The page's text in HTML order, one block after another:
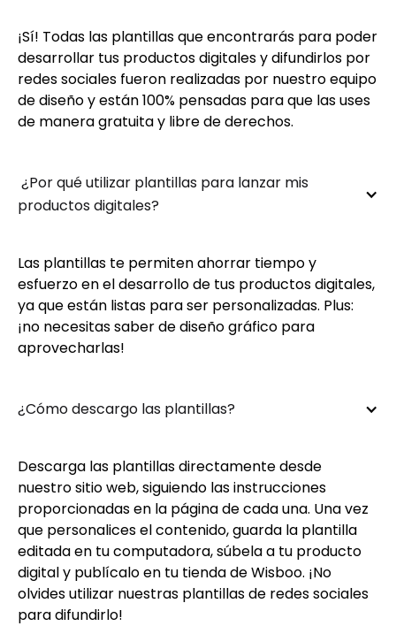
¡Sí! Todas las plantillas que encontrarás para poder
desarrollar tus productos digitales y difundirlos por
redes sociales fueron realizadas por nuestro equipo
de diseño y están 100% pensadas para que las uses
de manera gratuita y libre de derechos.
¿Por qué utilizar plantillas para lanzar mis
productos digitales?
Las plantillas te permiten ahorrar tiempo y
esfuerzo en el desarrollo de tus productos digitales,
ya que están listas para ser personalizadas. Plus:
¡no necesitas saber de diseño gráfico para
aprovecharlas!
¿Cómo descargo las plantillas?
Descarga las plantillas directamente desde
nuestro sitio web, siguiendo las instrucciones
proporcionadas en la página de cada una. Una vez
que personalices el contenido, guarda la plantilla
editada en tu computadora, súbela a tu producto
digital y publícalo en tu tienda de Wisboo. ¡No
olvides utilizar nuestras plantillas de redes sociales
para difundirlo!